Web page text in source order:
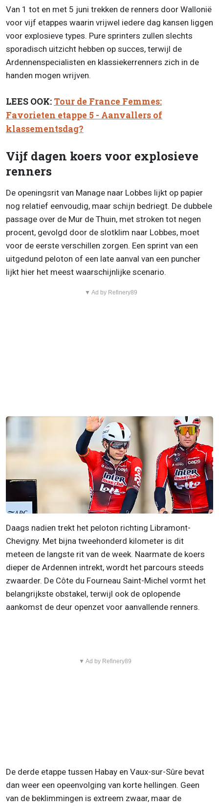
Van 1 tot en met 5 juni trekken de renners door Wallonië
voor vijf etappes waarin vrijwel iedere dag kansen liggen
voor explosieve types. Pure sprinters zullen slechts
sporadisch uitzicht hebben op succes, terwijl de
Ardennenspecialisten en klassiekerrenners zich in de
handen mogen wrijven.
LEES OOK: Tour de France Femmes:
Favorieten etappe 5 - Aanvallers of
klassementsdag?
Vijf dagen koers voor explosieve
renners
De openingsrit van Manage naar Lobbes lijkt op papier
nog relatief eenvoudig, maar schijn bedriegt. De dubbele
passage over de Mur de Thuin, met stroken tot negen
procent, gevolgd door de slotklim naar Lobbes, moet
voor de eerste verschillen zorgen. Een sprint van een
uitgedund peloton of een late aanval van een puncher
lijkt hier het meest waarschijnlijke scenario.
▼ Ad by Refinery89
Daags nadien trekt het peloton richting Libramont-
Chevigny. Met bijna tweehonderd kilometer is dit
meteen de langste rit van de week. Naarmate de koers
dieper de Ardennen intrekt, wordt het parcours steeds
zwaarder. De Côte du Fourneau Saint-Michel vormt het
belangrijkste obstakel, terwijl ook de oplopende
aankomst de deur openzet voor aanvallende renners.
▼ Ad by Refinery89
De derde etappe tussen Habay en Vaux-sur-Sûre bevat
dan weer een opeenvolging van korte hellingen. Geen
van de beklimmingen is extreem zwaar, maar de